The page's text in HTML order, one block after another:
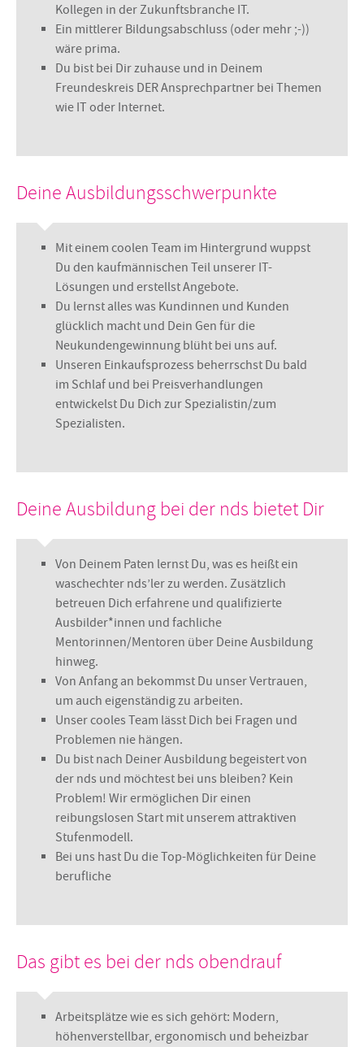
Kollegen in der Zukunftsbranche IT.
Ein mittlerer Bildungsabschluss (oder mehr ;-))
wäre prima.
Du bist bei Dir zuhause und in Deinem
Freundeskreis DER Ansprechpartner bei Themen
wie IT oder Internet.
Deine Ausbildungsschwerpunkte
Mit einem coolen Team im Hintergrund wuppst
Du den kaufmännischen Teil unserer IT-
Lösungen und erstellst Angebote.
Du lernst alles was Kundinnen und Kunden
glücklich macht und Dein Gen für die
Neukundengewinnung blüht bei uns auf.
Unseren Einkaufsprozess beherrschst Du bald
im Schlaf und bei Preisverhandlungen
entwickelst Du Dich zur Spezialistin/zum
Spezialisten.
Deine Ausbildung bei der nds bietet Dir
Von Deinem Paten lernst Du, was es heißt ein
waschechter nds’ler zu werden. Zusätzlich
betreuen Dich erfahrene und qualifizierte
Ausbilder*innen und fachliche
Mentorinnen/Mentoren über Deine Ausbildung
hinweg.
Von Anfang an bekommst Du unser Vertrauen,
um auch eigenständig zu arbeiten.
Unser cooles Team lässt Dich bei Fragen und
Problemen nie hängen.
Du bist nach Deiner Ausbildung begeistert von
der nds und möchtest bei uns bleiben? Kein
Problem! Wir ermöglichen Dir einen
reibungslosen Start mit unserem attraktiven
Stufenmodell.
Bei uns hast Du die Top-Möglichkeiten für Deine
berufliche
Das gibt es bei der nds obendrauf
Arbeitsplätze wie es sich gehört: Modern,
höhenverstellbar, ergonomisch und beheizbar